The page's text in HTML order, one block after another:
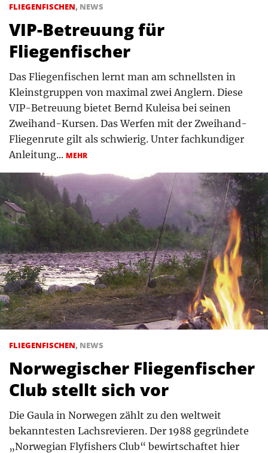
FLIEGENFISCHEN, NEWS
VIP-Betreuung für
Fliegenfischer
Das Fliegenfischen lernt man am schnellsten in
Kleinstgruppen von maximal zwei Anglern. Diese
VIP-Betreuung bietet Bernd Kuleisa bei seinen
Zweihand-Kursen. Das Werfen mit der Zweihand-
Fliegenrute gilt als schwierig. Unter fachkundiger
Anleitung... MEHR
FLIEGENFISCHEN, NEWS
Norwegischer Fliegenfischer
Club stellt sich vor
Die Gaula in Norwegen zählt zu den weltweit
bekanntesten Lachsrevieren. Der 1988 gegründete
„Norwegian Flyfishers Club“ bewirtschaftet hier